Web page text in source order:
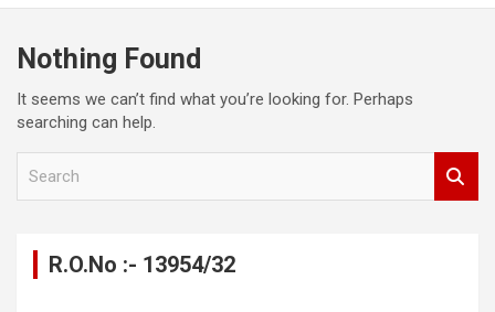
Nothing Found
It seems we can’t find what you’re looking for. Perhaps
searching can help.
R.O.No :- 13954/32